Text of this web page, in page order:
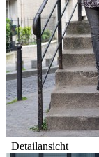
Detailansicht